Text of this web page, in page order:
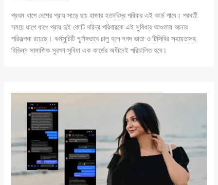
প্রথম ধাপে দেশের প্রায় সাড়ে ছয় হাজার হতদরিদ্র পরিবার এই কার্ড পাবে। পরবর্তী
সময়ে ধাপে ধাপে প্রায় দুই কোটি দরিদ্র পরিবারকে এই সুবিধার আওতায় আনার
পরিকল্পনা রয়েছে। কর্মসূচিটি পূর্ণাঙ্গভাবে চালু হলে নগদ ভাতা ও টিসিবির সহায়তাসহ
বিভিন্ন সামাজিক সুরক্ষা সুবিধা এক কার্ডের অধীনেই পরিচালিত হবে।